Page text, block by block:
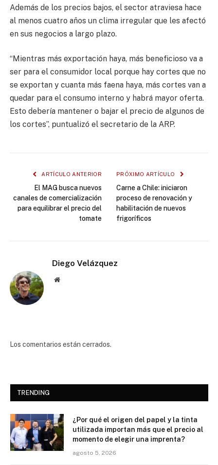
Además de los precios bajos, el sector atraviesa hace
al menos cuatro años un clima irregular que les afectó
en sus negocios a largo plazo.
“Mientras más exportación haya, más beneficioso va a
ser para el consumidor local porque hay cortes que no
se exportan y cuanta más faena haya, más cortes van a
quedar para el consumo interno y habrá mayor oferta.
Esto debería mantener o bajar el precio de algunos de
los cortes”, puntualizó el secretario de la ARP.
ARTÍCULO ANTERIOR
El MAG busca nuevos
canales de comercialización
para equilibrar el precio del
tomate
PRÓXIMO ARTÍCULO
Carne a Chile: iniciaron
proceso de renovación y
habilitación de nuevos
frigoríficos
Diego Velázquez
Website
Los comentarios están cerrados.
TRENDING
¿Por qué el origen del papel y la tinta
utilizada importan más que el precio al
momento de elegir una imprenta?
agosto 5, 2026